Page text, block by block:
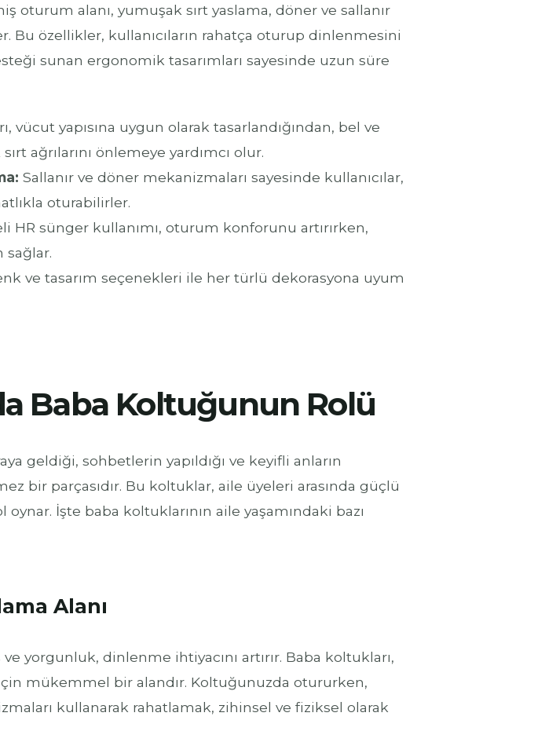
oturum alanı, yumuşak sırt yaslama, döner ve sallanır
Bu özellikler, kullanıcıların rahatça oturup dinlenmesini
sunan ergonomik tasarımları sayesinde uzun süre
vücut yapısına uygun olarak tasarlandığından, bel ve
ağrılarını önlemeye yardımcı olur.
Sallanır ve döner mekanizmaları sayesinde kullanıcılar,
oturabilirler.
HR sünger kullanımı, oturum konforunu artırırken,
sağlar.
ve tasarım seçenekleri ile her türlü dekorasyona uyum
Baba Koltuğunun Rolü
geldiği, sohbetlerin yapıldığı ve keyifli anların
bir parçasıdır. Bu koltuklar, aile üyeleri arasında güçlü
İşte baba koltuklarının aile yaşamındaki bazı
Alanı
yorgunluk, dinlenme ihtiyacını artırır. Baba koltukları,
mükemmel bir alandır. Koltuğunuzda otururken,
kullanarak rahatlamak, zihinsel ve fiziksel olarak